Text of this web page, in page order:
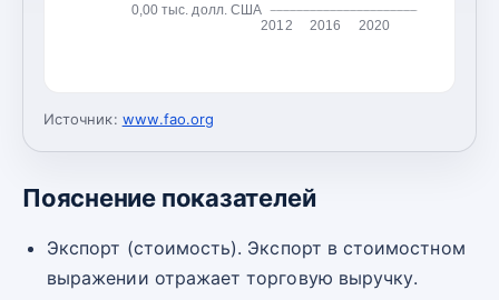
0,00 тыс. долл. США
2012 2016 2020
Источник: www.fao.org
Пояснение показателей
Экспорт (стоимость). Экспорт в стоимостном
выражении отражает торговую выручку.